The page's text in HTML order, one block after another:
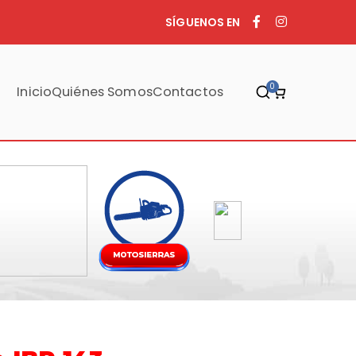
SÍGUENOS EN
InicioQuiénes SomosContactos 0